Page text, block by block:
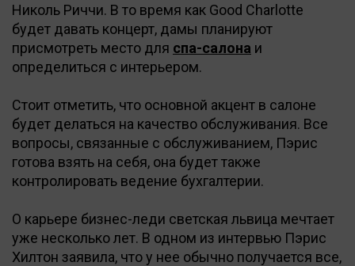
Николь Риччи. В то время как Good Charlotte
будет давать концерт, дамы планируют
присмотреть место для спа-салона и
определиться с интерьером.
Стоит отметить, что основной акцент в салоне
будет делаться на качество обслуживания. Все
вопросы, связанные с обслуживанием, Пэрис
готова взять на себя, она будет также
контролировать ведение бухгалтерии.
О карьере бизнес-леди светская львица мечтает
уже несколько лет. В одном из интервью Пэрис
Хилтон заявила, что у нее обычно получается все,